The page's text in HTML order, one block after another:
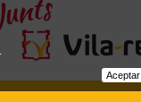
Aceptar